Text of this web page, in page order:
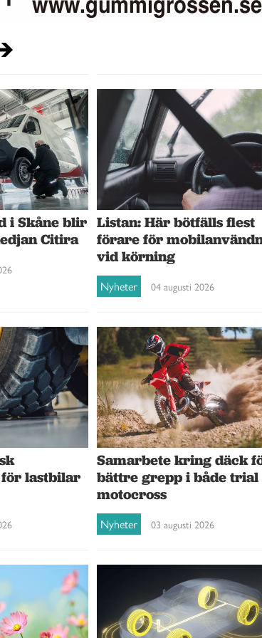
i Skåne blir
Citira
Listan: Här bötfälls flest
förare för
vid körning
Nyheter 04 augusti 2026
lastbilar
Samarbete kring däck
bättre grepp i både trial
motocross
Nyheter 03 augusti 2026